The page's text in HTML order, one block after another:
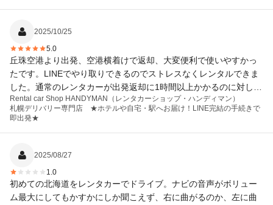
2025/10/25
5.0
丘珠空港より出発、空港横着けで返却、大変便利で使いやすかっ
たです。LINEでやり取りできるのでストレスなくレンタルできま
した。通常のレンタカーが出発返却に1時間以上かかるのに対し、
10分かかりませんでした。
Rental car Shop HANDYMAN（レンタカーショップ・ハンディマン）
札幌デリバリー専門店 ★ホテルや自宅・駅へお届け！LINE完結の手続きで
即出発★
2025/08/27
1.0
初めての北海道をレンタカーでドライブ。ナビの音声がボリュー
ム最大にしてもかすかにしか聞こえず、右に曲がるのか、左に曲